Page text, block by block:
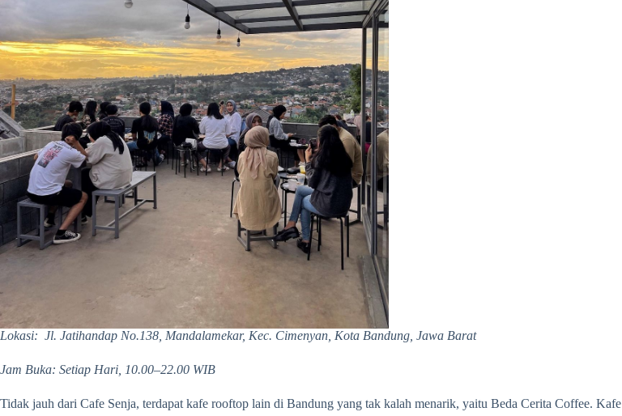
Lokasi: Jl. Jatihandap No.138, Mandalamekar, Kec. Cimenyan, Kota Bandung, Jawa Barat
Jam Buka: Setiap Hari, 10.00–22.00 WIB
Tidak jauh dari Cafe Senja, terdapat kafe rooftop lain di Bandung yang tak kalah menarik, yaitu Beda Cerita Coffee.